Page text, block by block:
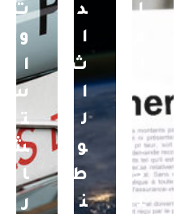
ا
ل
د
ا
خ
ل
د
ا
ث
ا
ل
و
ط
ن
ت
و
ا
س
ت
ش
ا
ر